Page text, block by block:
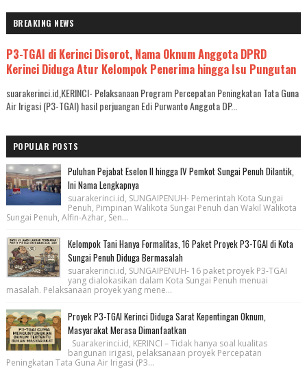
BREAKING NEWS
P3-TGAI di Kerinci Disorot, Nama Oknum Anggota DPRD
Kerinci Diduga Atur Kelompok Penerima hingga Isu Pungutan
suarakerinci.id,KERINCI- Pelaksanaan Program Percepatan Peningkatan Tata Guna
Air Irigasi (P3-TGAI) hasil perjuangan Edi Purwanto Anggota DP...
POPULAR POSTS
Puluhan Pejabat Eselon II hingga IV Pemkot Sungai Penuh Dilantik,
Ini Nama Lengkapnya
suarakerinci.id, SUNGAIPENUH- Pemerintah Kota Sungai
Penuh, Pimpinan Walikota Sungai Penuh dan Wakil Walikota
Sungai Penuh, Alfin-Azhar, Sen...
Kelompok Tani Hanya Formalitas, 16 Paket Proyek P3-TGAI di Kota
Sungai Penuh Diduga Bermasalah
suarakerinci.id, SUNGAIPENUH- 16 paket proyek P3-TGAI
yang dialokasikan dalam Kota Sungai Penuh menuai
masalah. Pelaksanaan proyek yang mene...
Proyek P3-TGAI Kerinci Diduga Sarat Kepentingan Oknum,
Masyarakat Merasa Dimanfaatkan
Suarakerinci.id, KERINCI – Tidak hanya soal kualitas
bangunan irigasi, pelaksanaan proyek Percepatan
Peningkatan Tata Guna Air Irigasi (P3...